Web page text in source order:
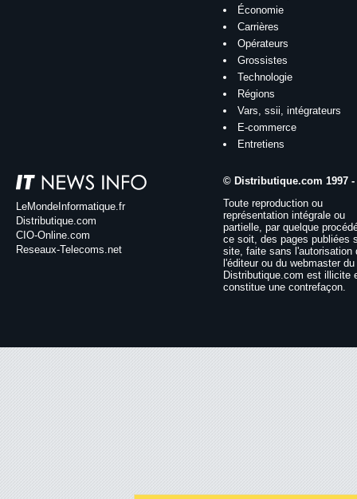
Économie
Carrières
Opérateurs
Grossistes
Technologie
Régions
Vars, ssii, intégrateurs
E-commerce
Entretiens
LeMondeInformatique.fr
Distributique.com
CIO-Online.com
Reseaux-Telecoms.net
© Distributique.com 1997 -
Toute reproduction ou
représentation intégrale ou
partielle, par quelque
ce soit, des pages publiées
site, faite sans l'autorisation
l'éditeur ou du webmaster
Distributique.com est illicite
constitue une contrefaçon.